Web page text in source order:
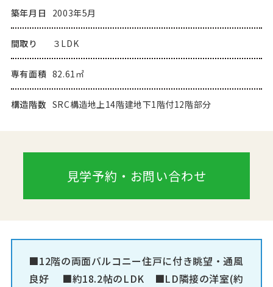
築年月日 2003年5月
間取り ３LDK
専有面積 82.61㎡
構造階数 SRC構造地上14階建地下1階付12階部分
見学予約・お問い合わせ
■12階の両面バルコニー住戸に付き眺望・通風
良好 ■約18.2帖のLDK ■LD隣接の洋室(約